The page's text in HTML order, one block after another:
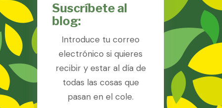
Suscríbete al
blog:
Introduce tu correo
electrónico si quieres
recibir y estar al día de
todas las cosas que
pasan en el cole.